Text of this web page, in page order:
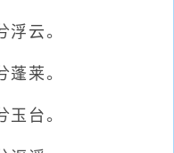
云。
莱。
台。